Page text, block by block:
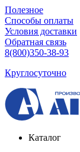
Полезное
Способы оплаты
Условия доставки
Обратная связь
8(800)350-38-93
Круглосуточно
Каталог